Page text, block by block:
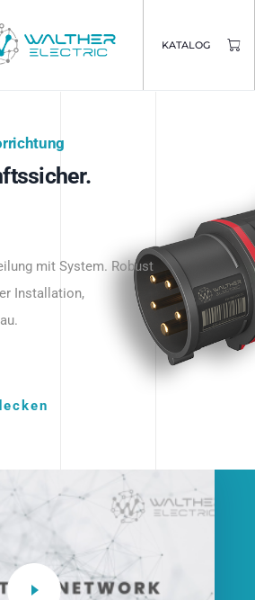
KATALOG
Stromverteilung
hier.
mit System. Robust
Installation,
Energie.
IP-geschützt und